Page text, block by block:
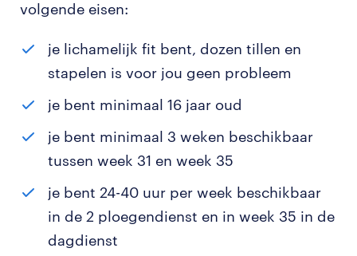
volgende eisen:
je lichamelijk fit bent, dozen tillen en
stapelen is voor jou geen probleem
je bent minimaal 16 jaar oud
je bent minimaal 3 weken beschikbaar
tussen week 31 en week 35
je bent 24-40 uur per week beschikbaar
in de 2 ploegendienst en in week 35 in de
dagdienst